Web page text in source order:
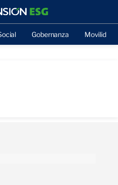
Gobernanza Movilidad